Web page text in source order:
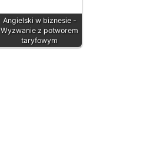
Angielski w biznesie -
Wyzwanie z potworem
taryfowym